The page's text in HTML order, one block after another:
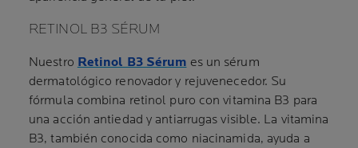
RETINOL B3 SÉRUM
Nuestro Retinol B3 Sérum es un sérum
dermatológico renovador y rejuvenecedor. Su
fórmula combina retinol puro con vitamina B3 para
una acción antiedad y antiarrugas visible. La vitamina
B3, también conocida como niacinamida, ayuda a